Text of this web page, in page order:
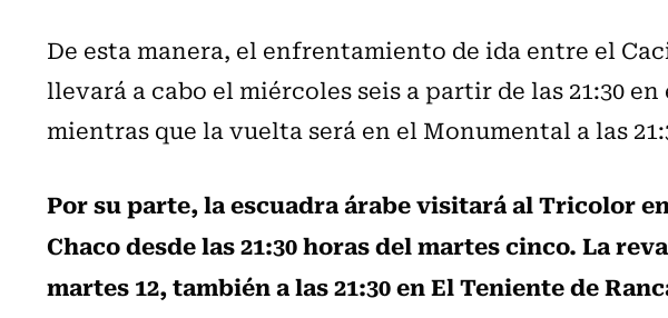
De esta manera, el enfrentamiento de ida entre el
llevará a cabo el miércoles seis a partir de las 21:30
mientras que la vuelta será en el Monumental a las
Por su parte, la escuadra árabe visitará al Tricolor
Chaco desde las 21:30 horas del martes cinco. La
martes 12, también a las 21:30 en El Teniente de